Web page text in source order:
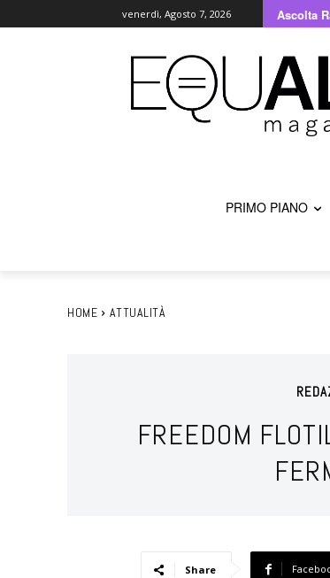
venerdì, Agosto 7, 2026 Ascolta
PRIMO PIANO
HOME ATTUALITÀ
FREEDOM
Share